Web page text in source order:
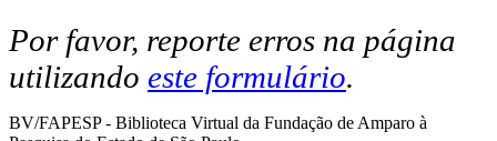
Por favor, reporte erros na página
utilizando este formulário.
BV/FAPESP - Biblioteca Virtual da Fundação de Amparo à